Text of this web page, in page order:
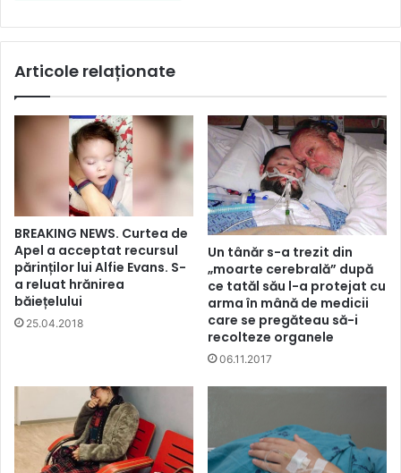
Articole relaționate
BREAKING NEWS. Curtea de
Apel a acceptat recursul
părinților lui Alfie Evans. S-
a reluat hrănirea
băiețelului
25.04.2018
Un tânăr s-a trezit din
„moarte cerebrală” după
ce tatăl său l-a protejat cu
arma în mână de medicii
care se pregăteau să-i
recolteze organele
06.11.2017